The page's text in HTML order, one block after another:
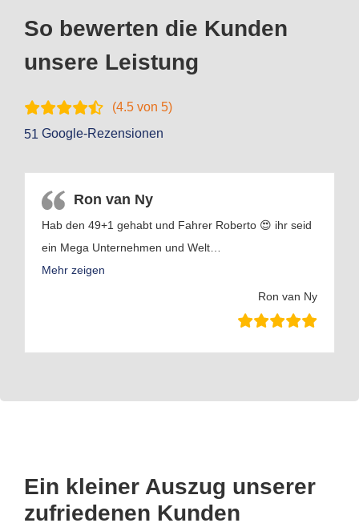
So bewerten die Kunden
unsere Leistung
(4.5 von 5)
51 Google-Rezensionen
Ron van Ny
Hab den 49+1 gehabt und Fahrer Roberto 😍 ihr seid
ein Mega Unternehmen und Welt
Mehr zeigen
Ron van Ny
Ein kleiner Auszug unserer
zufriedenen Kunden